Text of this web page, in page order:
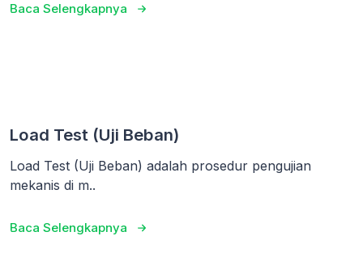
Baca Selengkapnya
Load Test (Uji Beban)
Load Test (Uji Beban) adalah prosedur pengujian
mekanis di m..
Baca Selengkapnya